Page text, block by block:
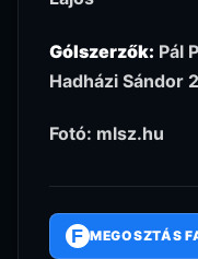
Gólszerzők: Pál
Hadházi Sándor
Fotó: mlsz.hu
F MEGOSZTÁS